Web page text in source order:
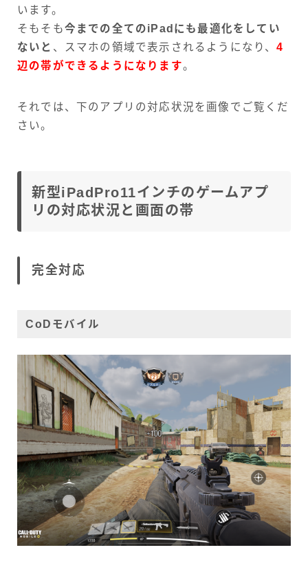
います。
そもそも今までの全てのiPadにも最適化をしてい
ないと 、スマホの領域で表示されるようになり、4
辺の帯ができるようになります。
それでは、下のアプリの対応状況を画像でご覧くだ
さい。
新型iPadPro11インチのゲームアプ
リの対応状況と画面の帯
完全対応
CoDモバイル